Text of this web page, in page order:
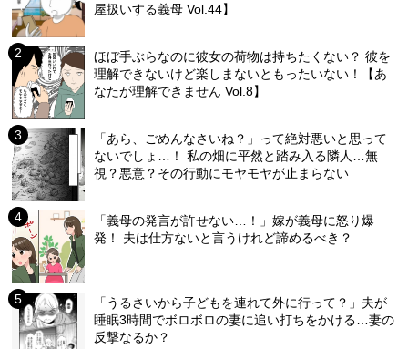
屋扱いする義母 Vol.44】
ほぼ手ぶらなのに彼女の荷物は持ちたくない？ 彼を
理解できないけど楽しまないともったいない！【あ
なたが理解できません Vol.8】
「あら、ごめんなさいね？」って絶対悪いと思って
ないでしょ…！ 私の畑に平然と踏み入る隣人…無
視？悪意？その行動にモヤモヤが止まらない
「義母の発言が許せない…！」嫁が義母に怒り爆
発！ 夫は仕方ないと言うけれど諦めるべき？
「うるさいから子どもを連れて外に行って？」夫が
睡眠3時間でボロボロの妻に追い打ちをかける…妻の
反撃なるか？